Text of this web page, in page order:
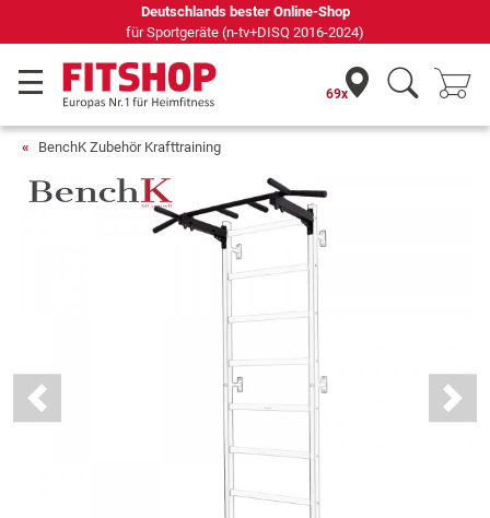
Deutschlands bester Online-Shop
für Sportgeräte (n-tv+DISQ 2016-2024)
69x
BenchK Zubehör Krafttraining
Previous Next